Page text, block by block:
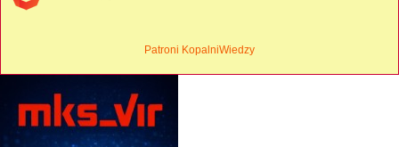
Patroni KopalniWiedzy